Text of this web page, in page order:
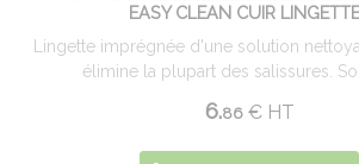
EASY CLEAN CUIR
Lingette imprégnée d'une solution
élimine la plupart des salissures.
6.86 €HT